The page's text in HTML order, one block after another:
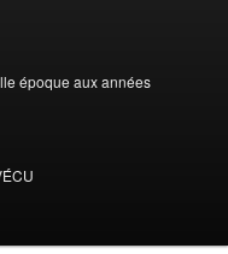
époque aux années